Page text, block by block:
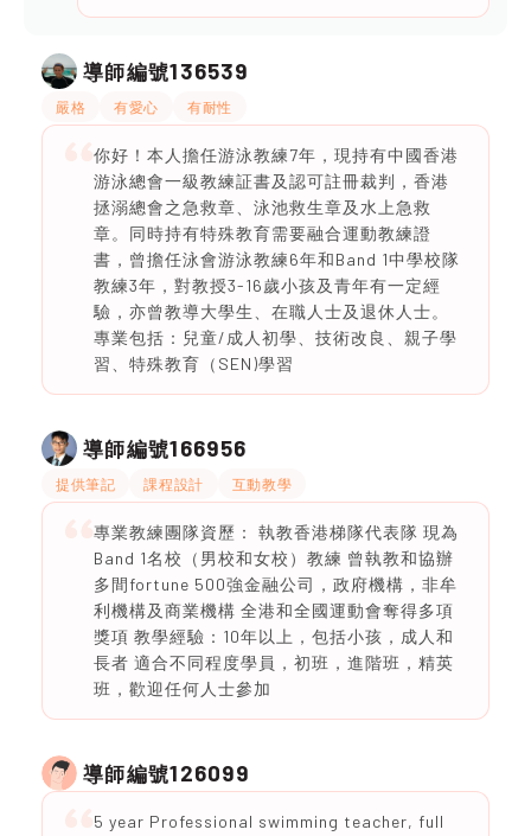
導師編號136539
嚴格 有愛心 有耐性
你好！本人擔任游泳教練7年，現持有中國香港
游泳總會一級教練証書及認可註冊裁判，香港
拯溺總會之急救章、泳池救生章及水上急救
章。同時持有特殊教育需要融合運動教練證
書，曾擔任泳會游泳教練6年和Band 1中學校隊
教練3年，對教授3-16歲小孩及青年有一定經
驗，亦曾教導大學生、在職人士及退休人士。
專業包括：兒童/成人初學、技術改良、親子學
習、特殊教育（SEN)學習
導師編號166956
提供筆記 課程設計 互動教學
專業教練團隊資歷： 執教香港梯隊代表隊 現為
Band 1名校（男校和女校）教練 曾執教和協辦
多間fortune 500強金融公司，政府機構，非牟
利機構及商業機構 全港和全國運動會奪得多項
獎項 教學經驗：10年以上，包括小孩，成人和
長者 適合不同程度學員，初班，進階班，精英
班，歡迎任何人士參加
導師編號126099
5 year Professional swimming teacher, full